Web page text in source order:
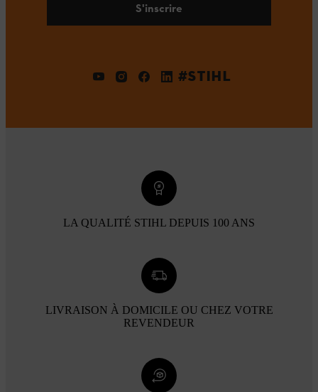
S'inscrire
#STIHL
LA QUALITÉ STIHL DEPUIS 100 ANS
LIVRAISON À DOMICILE OU CHEZ VOTRE
REVENDEUR